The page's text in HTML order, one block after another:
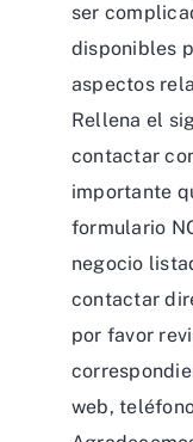
ser
disponibles
aspectos
Rellena el
contactar
importante
formulario
negocio
contactar
por favor
web,